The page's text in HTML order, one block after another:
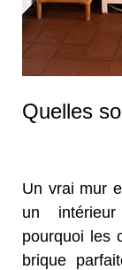
Quelles
Un vrai mur
un intérieur
pourquoi les
brique